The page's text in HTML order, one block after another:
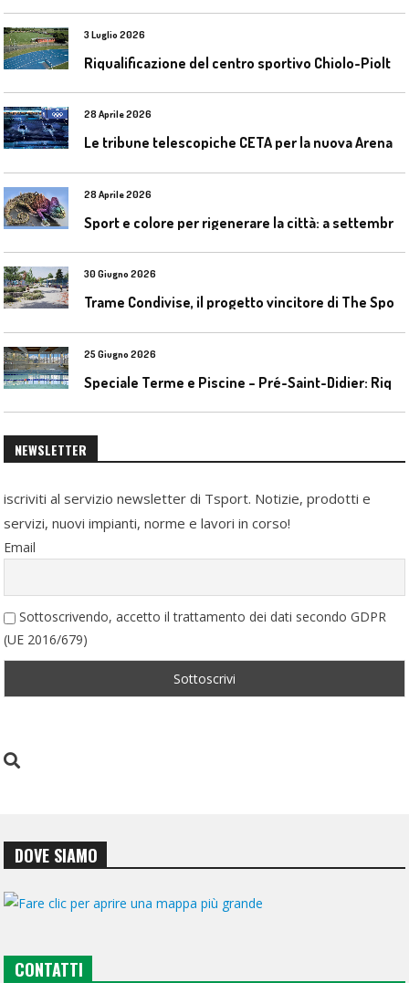
3 Luglio 2026
28 Aprile 2026
28 Aprile 2026
30 Giugno 2026
25 Giugno 2026
NEWSLETTER
iscriviti al servizio newsletter di Tsport. Notizie, prodotti e
servizi, nuovi impianti, norme e lavori in corso!
Email
Sottoscrivendo, accetto il trattamento dei dati secondo GDPR
(UE 2016/679)
DOVE SIAMO
CONTATTI